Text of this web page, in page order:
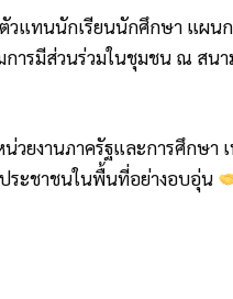
วแทนนักเรียนนักศึกษา แผน
ารมีส่วนร่วมในชุมชน ณ สนา
วยงานภาครัฐและการศึกษา
ระชาชนในพื้นที่อย่างอบอุ่น